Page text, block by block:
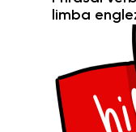
limba